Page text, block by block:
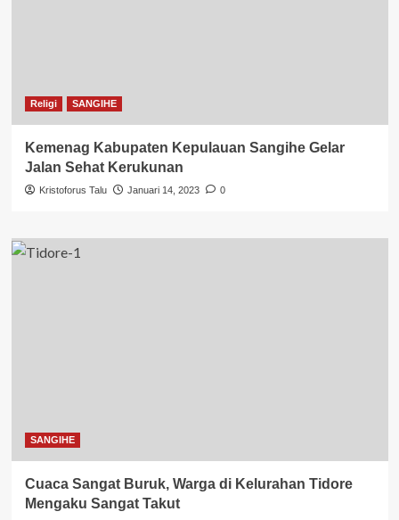
Religi SANGIHE
Kemenag Kabupaten Kepulauan Sangihe Gelar
Jalan Sehat Kerukunan
Kristoforus Talu Januari 14, 2023 0
SANGIHE
Cuaca Sangat Buruk, Warga di Kelurahan Tidore
Mengaku Sangat Takut